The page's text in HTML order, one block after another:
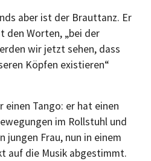
aber ist der Brauttanz. Er
den Worten, „bei der
wir jetzt sehen, dass
Köpfen existieren“
einen Tango: er hat einen
im Rollstuhl und
jungen Frau, nun in einem
auf die Musik abgestimmt.